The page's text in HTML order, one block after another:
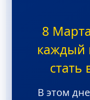
8
каждый
В этом